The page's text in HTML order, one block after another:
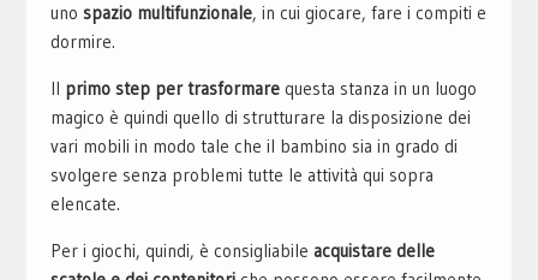
uno spazio multifunzionale, in cui giocare, fare i compiti e
dormire.
Il primo step per trasformarequesta stanza in un luogo
magico è quindi quello di strutturare la disposizione dei
vari mobili in modo tale che il bambino sia in grado di
svolgere senza problemi tutte le attività qui sopra
elencate.
Per i giochi, quindi, è consigliabile acquistare delle